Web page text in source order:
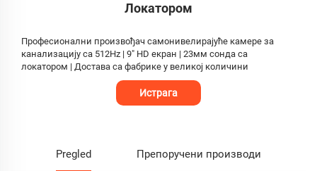
Локатором
Професионални произвођач самонивелирајуће камере за
канализацију са 512Hz | 9" HD екран | 23мм сонда са
локатором | Достава са фабрике у великој количини
Истрага
Pregled Препоручени производи